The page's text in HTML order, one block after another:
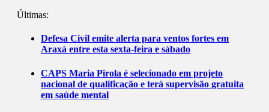
Últimas:
Defesa Civil emite alerta para ventos fortes em
Araxá entre esta sexta-feira e sábado
CAPS Maria Pirola é selecionado em projeto
nacional de qualificação e terá supervisão gratuita
em saúde mental